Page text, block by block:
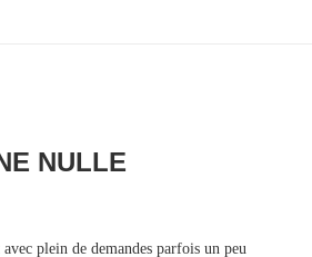
NULLE
plein de demandes parfois un peu